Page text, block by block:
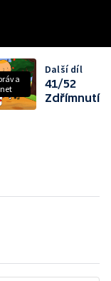
Další díl
41/52
Zdřímnutí